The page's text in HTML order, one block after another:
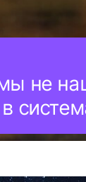
не